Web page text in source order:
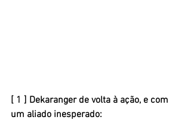
[ 1 ] Dekaranger de volta à ação, e com
um aliado inesperado: